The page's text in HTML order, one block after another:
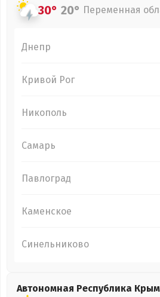
30° 20° Переменная
Днепр
Кривой Рог
Никополь
Самарь
Павлоград
Каменское
Синельниково
Автономная Республика Крым